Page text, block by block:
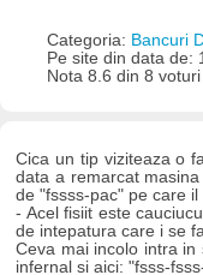
Categoria: Bancuri
Pe site din data de:
Nota 8.6 din 8 voturi
Cica un tip viziteaza o
data a remarcat
de "fssss-pac" pe care
- Acel fisiit este
de intepatura care i se
Ceva mai incolo intra
infernal si aici: "fsss-